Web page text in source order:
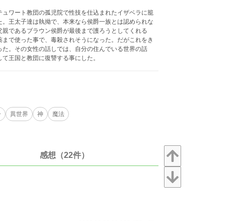
ワート教団の孤児院で性技を仕込まれたイザベラに籠
王太子達は執拗で、本来なら侯爵一族とは認められな
であるブラウン侯爵が最後まで護ろうとしてくれる
で使った事で、毒殺されそうになった。だがこれをき
。その女性の話しでは、自分の住んでいる世界の話
王国と教団に復讐する事にした。
異世界 神 魔法
感想（22件）